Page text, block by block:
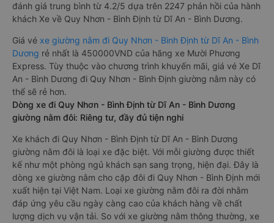
đánh giá trung bình từ 4.2/5 dựa trên 2247 phản hồi của hành
khách Xe về Quy Nhơn - Bình Định từ Dĩ An - Bình Dương.
Giá vé xe giường nằm đi Quy Nhơn - Bình Định từ Dĩ An - Bình
Dương rẻ nhất là 450000VND của hãng xe Mười Phương
Express. Tùy thuộc vào chương trình khuyến mãi, giá vé Xe Dĩ
An - Bình Dương đi Quy Nhơn - Bình Định giường nằm này có
thể sẽ rẻ hơn.
Dòng xe đi Quy Nhơn - Bình Định từ Dĩ An - Bình Dương
giường nằm đôi: Riêng tư, đầy đủ tiện nghi
Xe khách đi Quy Nhơn - Bình Định từ Dĩ An - Bình Dương
giường nằm đôi là loại xe đặc biệt. Với mỗi giường được thiết
kế như một phòng ngủ khách sạn sang trọng, hiện đại. Đây là
dòng xe giường nằm cho cặp đôi đi Quy Nhơn - Bình Định mới
xuất hiện tại Việt Nam. Loại xe giường nằm đôi ra đời nhằm
đáp ứng yêu cầu ngày càng cao của khách hàng về chất
lượng dịch vụ vận tải. So với xe giường nằm thông thường, xe